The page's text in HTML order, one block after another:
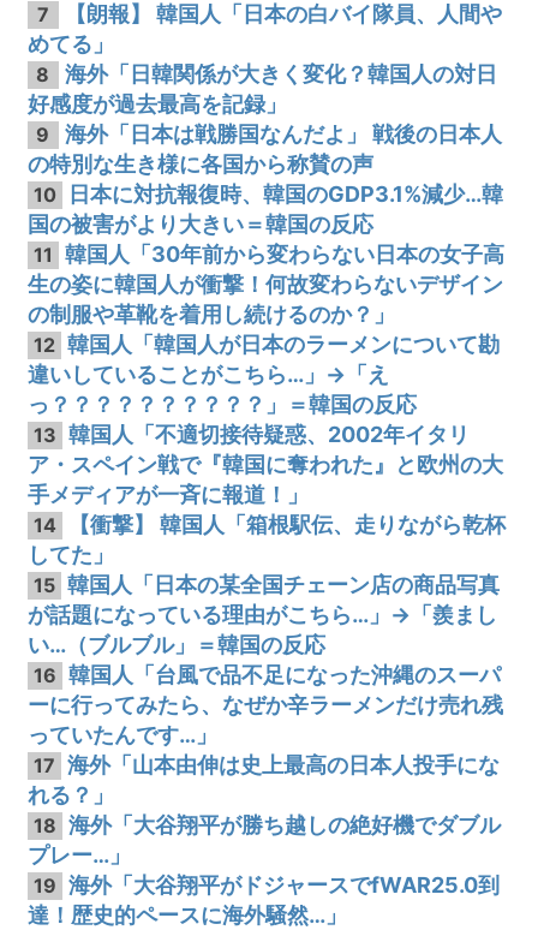
7
【朗報】 韓国人「日本の白バイ隊員、人間や
めてる」
8
海外「日韓関係が大きく変化？韓国人の対日
好感度が過去最高を記録」
9
海外「日本は戦勝国なんだよ」 戦後の日本人
の特別な生き様に各国から称賛の声
10
日本に対抗報復時、韓国のGDP3.1%減少…韓
国の被害がより大きい＝韓国の反応
11
韓国人「30年前から変わらない日本の女子高
生の姿に韓国人が衝撃！何故変わらないデザイン
の制服や革靴を着用し続けるのか？」
12 韓国人「韓国人が日本のラーメンについて勘
違いしていることがこちら…」→「え
っ？？？？？？？？？？」＝韓国の反応
13 韓国人「不適切接待疑惑、2002年イタリ
ア・スペイン戦で『韓国に奪われた』と欧州の大
手メディアが一斉に報道！」
14
【衝撃】 韓国人「箱根駅伝、走りながら乾杯
してた」
15 韓国人「日本の某全国チェーン店の商品写真
が話題になっている理由がこちら…」→「羨まし
い…（ブルブル」＝韓国の反応
16 韓国人「台風で品不足になった沖縄のスーパ
ーに行ってみたら、なぜか辛ラーメンだけ売れ残
っていたんです…」
17 海外「山本由伸は史上最高の日本人投手にな
れる？」
18 海外「大谷翔平が勝ち越しの絶好機でダブル
プレー…」
19 海外「大谷翔平がドジャースでfWAR25.0到
達！歴史的ペースに海外騒然…」